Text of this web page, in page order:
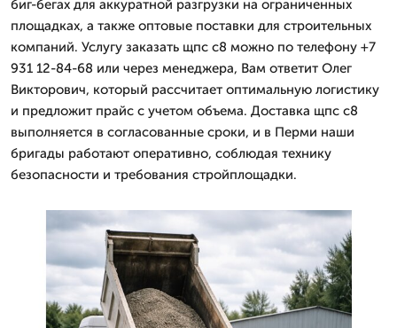
биг-бегах для аккуратной разгрузки на ограниченных
площадках, а также оптовые поставки для строительных
компаний. Услугу заказать щпс с8 можно по телефону +7
931 12-84-68 или через менеджера, Вам ответит Олег
Викторович, который рассчитает оптимальную логистику
и предложит прайс с учетом объема. Доставка щпс с8
выполняется в согласованные сроки, и в Перми наши
бригады работают оперативно, соблюдая технику
безопасности и требования стройплощадки.